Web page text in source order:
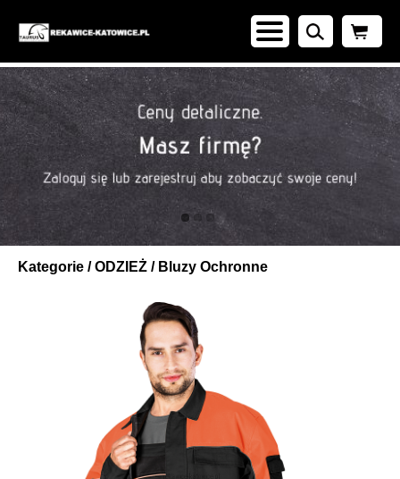
Kategorie /ODZIEŻ / Bluzy Ochronne